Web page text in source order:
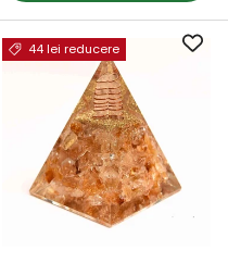
44 lei reducere